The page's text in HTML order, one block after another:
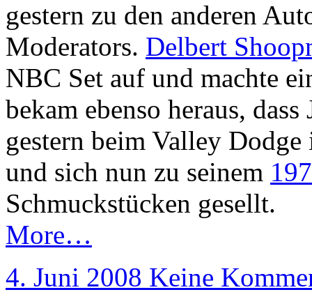
gestern zu den anderen
Moderators. Delbert
NBC Set auf und machte
bekam ebenso heraus,
gestern beim Valley
und sich nun zu seinem
Schmuckstücken gesellt.
More…
4. Juni 2008 Keine